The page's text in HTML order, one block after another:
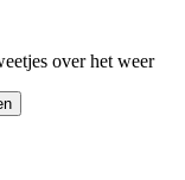
over het weer